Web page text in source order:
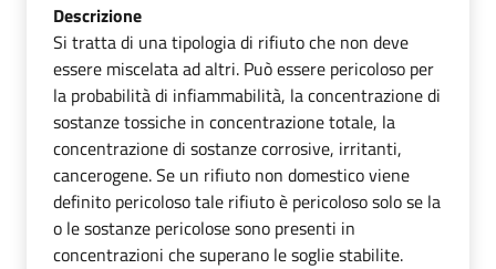
Descrizione
Si tratta di una tipologia di rifiuto che non deve
essere miscelata ad altri. Può essere pericoloso per
la probabilità di infiammabilità, la concentrazione di
sostanze tossiche in concentrazione totale, la
concentrazione di sostanze corrosive, irritanti,
cancerogene. Se un rifiuto non domestico viene
definito pericoloso tale rifiuto è pericoloso solo se la
o le sostanze pericolose sono presenti in
concentrazioni che superano le soglie stabilite.